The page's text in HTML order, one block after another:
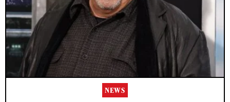
NEWS